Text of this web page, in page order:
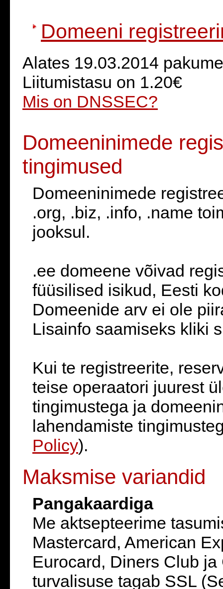
Domeeni
Alates 19.03.2014
Liitumistasu on 1.20€
Mis on DNSSEC?
Domeeninimede
tingimused
Domeeninimede
.org, .biz, .info, .name
jooksul.
.ee domeene võivad
füüsilised isikud, Eesti
Domeenide arv ei ole
Lisainfo saamiseks kliki
Kui te registreerite,
teise operaatori juurest
tingimustega ja
lahendamiste
Policy).
Maksmise variandid
Pangakaardiga
Me aktsepteerime
Mastercard, American
Eurocard, Diners Club
turvalisuse tagab SSL